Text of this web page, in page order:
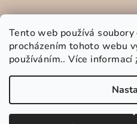
Tento web používá
procházením tohoto webu
používáním.. Více informací
Instagram
.